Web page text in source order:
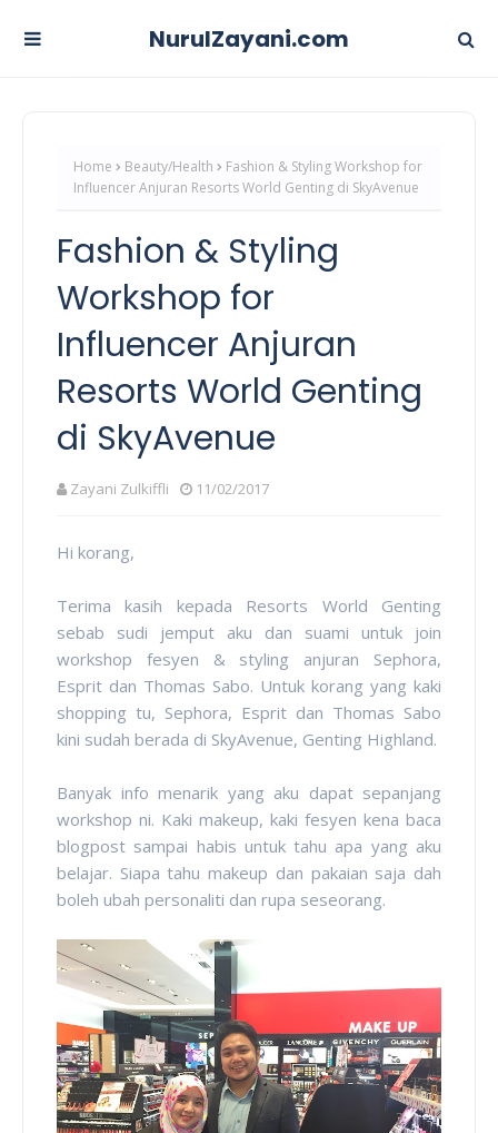
NurulZayani.com
Home Beauty/Health
Fashion & Styling Workshop for
Influencer Anjuran Resorts World Genting di SkyAvenue
Fashion & Styling
Workshop for
Influencer Anjuran
Resorts World Genting
di SkyAvenue
Zayani Zulkiffli 11/02/2017
Hi korang,
Terima kasih kepada Resorts World Genting
sebab sudi jemput aku dan suami untuk join
workshop fesyen & styling anjuran Sephora,
Esprit dan Thomas Sabo. Untuk korang yang kaki
shopping tu, Sephora, Esprit dan Thomas Sabo
kini sudah berada di SkyAvenue, Genting Highland.
Banyak info menarik yang aku dapat sepanjang
workshop ni. Kaki makeup, kaki fesyen kena baca
blogpost sampai habis untuk tahu apa yang aku
belajar. Siapa tahu makeup dan pakaian saja dah
boleh ubah personaliti dan rupa seseorang.